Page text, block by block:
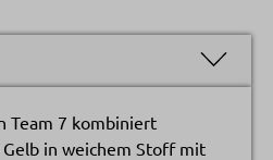
Team 7 kombiniert
in weichem Stoff mit